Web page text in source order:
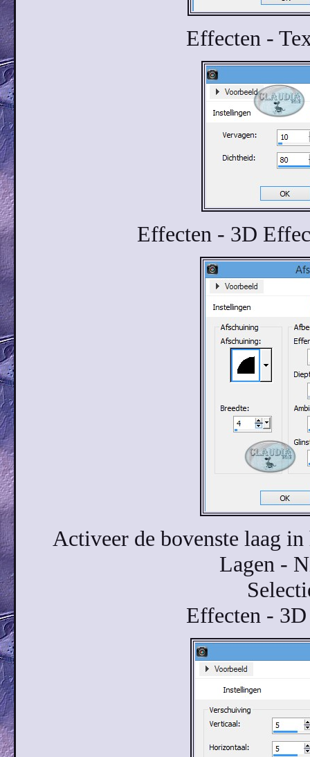
Effecten -
Effecten - 3D
Activeer de bovenste laag
Lagen -
Effecten -